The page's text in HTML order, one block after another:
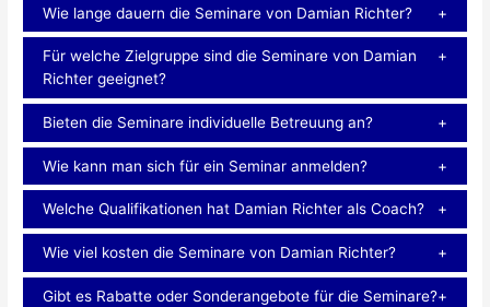
Wie lange dauern die Seminare von Damian Richter?
Für welche Zielgruppe sind die Seminare von Damian
Richter geeignet?
Bieten die Seminare individuelle Betreuung an?
Wie kann man sich für ein Seminar anmelden?
Welche Qualifikationen hat Damian Richter als Coach?
Wie viel kosten die Seminare von Damian Richter?
Gibt es Rabatte oder Sonderangebote für die Seminare?